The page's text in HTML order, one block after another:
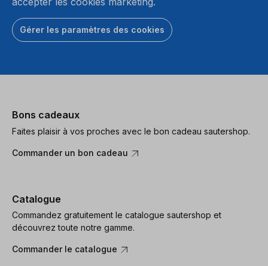
Gérer les paramètres des cookies
Bons cadeaux
Faites plaisir à vos proches avec le bon cadeau sautershop.
Commander un bon cadeau
Catalogue
Commandez gratuitement le catalogue sautershop et
découvrez toute notre gamme.
Commander le catalogue